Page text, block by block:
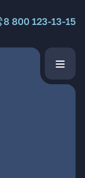
8 800 123-13-15